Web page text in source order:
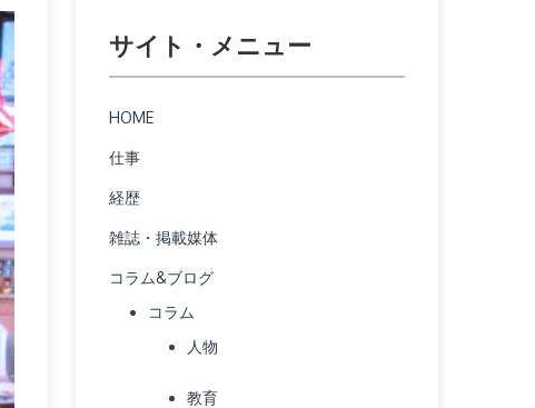
サイト・メニュー
HOME
仕事
経歴
雑誌・掲載媒体
コラム&ブログ
コラム
人物
教育